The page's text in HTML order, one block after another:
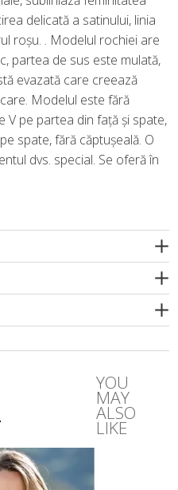
delicată a satinului, linia
roșu. . Modelul rochiei are
partea de sus este mulată,
evazată care creează
Modelul este fără
V pe partea din față și spate,
spate, fără căptușeală. O
dvs. special. Se oferă în
YOU
MAY
ALSO
LIKE